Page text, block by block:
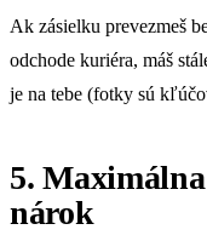
Ak zásielku prevezmeš
odchode kuriéra, máš
je na tebe (fotky sú
5.
nárok